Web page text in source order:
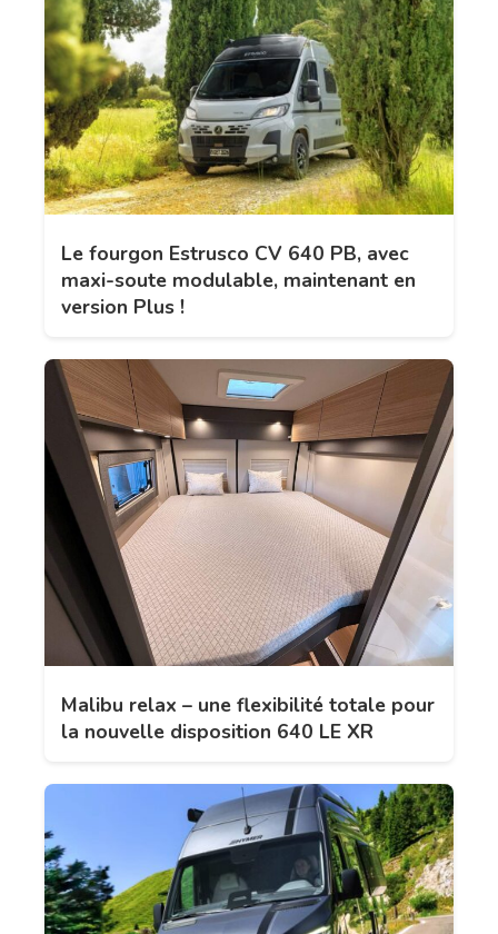
Le fourgon Estrusco CV 640 PB, avec
maxi-soute modulable, maintenant en
version Plus !
Malibu relax – une flexibilité totale pour
la nouvelle disposition 640 LE XR